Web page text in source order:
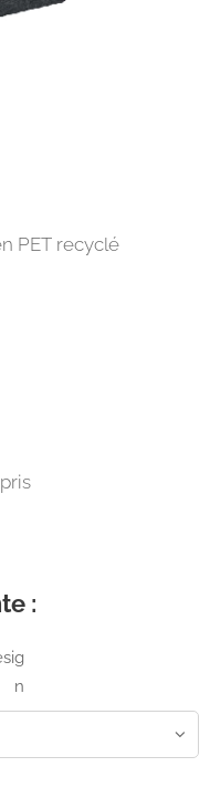
PET recyclé
:
n